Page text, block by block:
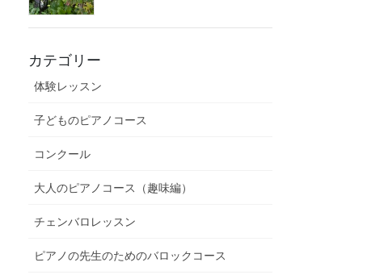
カテゴリー
体験レッスン
子どものピアノコース
コンクール
大人のピアノコース（趣味編）
チェンバロレッスン
ピアノの先生のためのバロックコース